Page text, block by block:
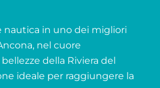
nautica in uno dei migliori
nel cuore
della Riviera del
ideale per raggiungere la